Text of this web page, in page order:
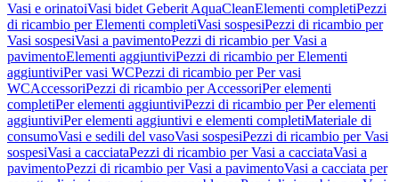
Vasi e orinatoiVasi bidet Geberit AquaCleanElementi completiPezzi
di ricambio per Elementi completiVasi sospesiPezzi di ricambio per
Vasi sospesiVasi a pavimentoPezzi di ricambio per Vasi a
pavimentoElementi aggiuntiviPezzi di ricambio per Elementi
aggiuntiviPer vasi WCPezzi di ricambio per Per vasi
WCAccessoriPezzi di ricambio per AccessoriPer elementi
completiPer elementi aggiuntiviPezzi di ricambio per Per elementi
aggiuntiviPer elementi aggiuntivi e elementi completiMateriale di
consumoVasi e sedili del vasoVasi sospesiPezzi di ricambio per Vasi
sospesiVasi a cacciataPezzi di ricambio per Vasi a cacciataVasi a
pavimentoPezzi di ricambio per Vasi a pavimentoVasi a cacciata per